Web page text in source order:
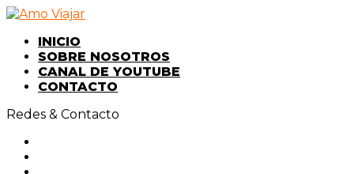
INICIO
SOBRE NOSOTROS
CANAL DE YOUTUBE
CONTACTO
Redes & Contacto